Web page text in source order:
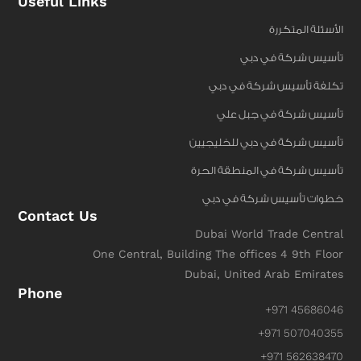
الأسئلة المتكررة
تأسيس شركة في دبي
تكلفة تأسيس شركة في دبي
تأسيس شركة في جبل علي
تأسيس شركة في دبي للخليجيين
تأسيس شركة في المنطقة الحرة
خطوات تأسيس شركة في دبي
Contact Us
Dubai World Trade Central
One Central, Building The offices 4 9th Floor
Dubai, United Arab Emirates
Phone
+971 45686046
+971 507040355
+971 562638470